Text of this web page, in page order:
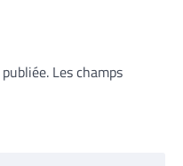
Les champs